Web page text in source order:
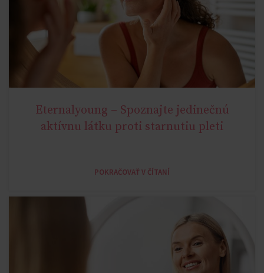
AGE MIRACLE
Eternalyoung – Spoznajte jedinečnú
aktívnu látku proti starnutiu pleti
POKRAČOVAŤ V ČÍTANÍ